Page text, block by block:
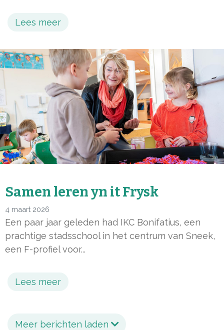
Lees meer
Samen leren yn it Frysk
4 maart 2026
Een paar jaar geleden had IKC Bonifatius, een
prachtige stadsschool in het centrum van Sneek,
een F-profiel voor...
Lees meer
Meer berichten laden